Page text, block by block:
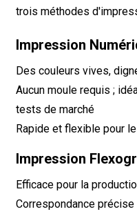
trois méthodes
Impression
Des couleurs vives,
Aucun moule requis ;
tests de marché
Rapide et flexible pour
Impression
Efficace pour la
Correspondance